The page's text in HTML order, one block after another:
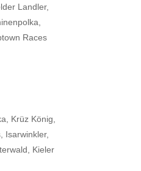
Landler,
Races
Krüz König,
Isarwinkler,
Kieler